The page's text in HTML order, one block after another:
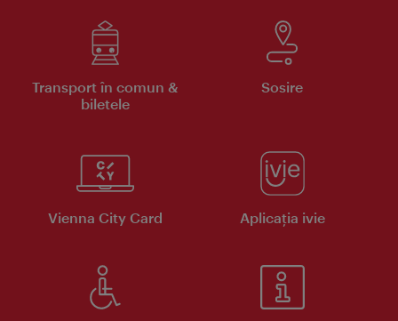
Transport în comun &
biletele
Sosire
Vienna City Card Aplicaţia ivie